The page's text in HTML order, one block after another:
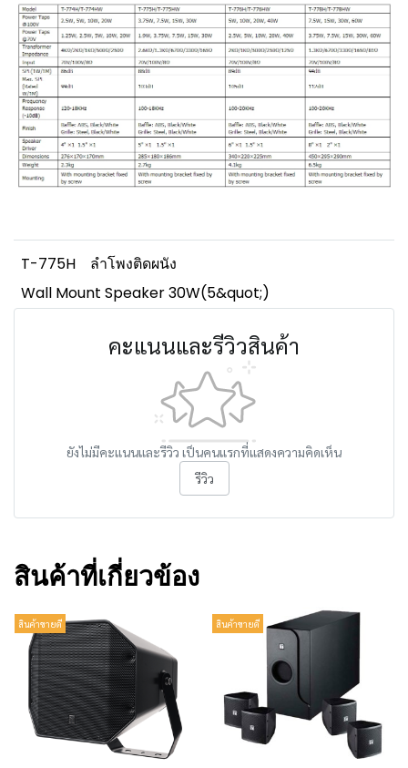
T-775H
ลำโพงติดผนัง
Wall Mount Speaker 30W(5&quot;)
คะแนนและรีวิวสินค้า
ยังไม่มีคะแนนและรีวิว เป็นคนแรกที่แสดงความคิดเห็น
รีวิว
สินค้าที่เกี่ยวข้อง
สินค้าขายดี สินค้าขายดี